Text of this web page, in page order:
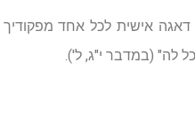
אישית לכל אחד מפקודיך
לה" (במדבר י"ג, ל').